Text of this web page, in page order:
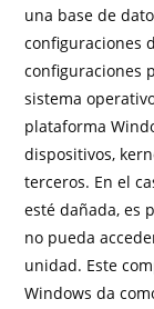
una base de
configuraciones
configuraciones
sistema
plataforma
dispositivos,
terceros. En el
esté dañada, es
no pueda
unidad. Este
Windows da